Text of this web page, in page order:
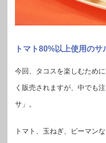
トマト80%以上使用のサ
今回、タコスを楽しむため
く販売されますが、中でも
サ」。
トマト、玉ねぎ、ピーマン